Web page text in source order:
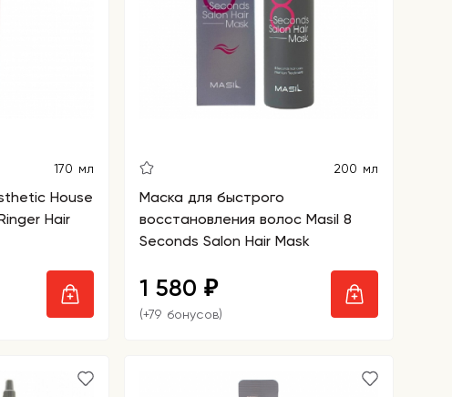
170 мл
House
Hair
200 мл
Маска для быстрого
восстановления волос Masil 8
Seconds Salon Hair Mask
1 580 ₽
(+79 бонусов)